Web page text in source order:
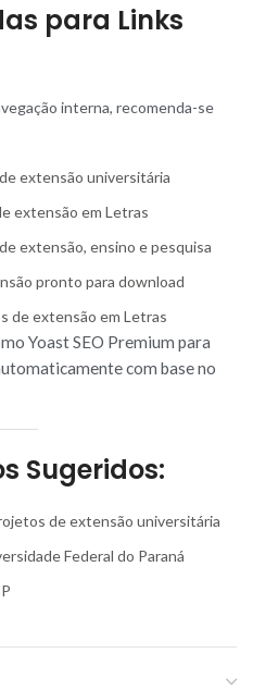
para Links
interna, recomenda-se
extensão universitária
extensão em Letras
extensão, ensino e pesquisa
pronto para download
de extensão em Letras
Yoast SEO Premium para
com base no
Sugeridos:
de extensão universitária
Federal do Paraná